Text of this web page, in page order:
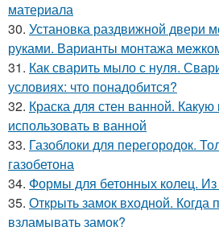
материала
30. Установка раздвижной двери
руками. Варианты монтажа
31. Как сварить мыло с нуля.
условиях: что понадобится?
32. Краска для стен ванной.
использовать в ванной
33. Газоблоки для перегородок.
газобетона
34. Формы для бетонных колец. Из
35. Открыть замок входной. Когда
взламывать замок?